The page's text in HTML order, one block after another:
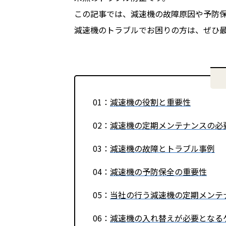
この記事では、減速機の故障原因や予防
減速機のトラブルでお困りの方は、ぜひ
減速機の役割と重要性
減速機の定期メンテナンスの必
減速機の故障とトラブル事例
減速機の予防保全の重要性
当社の行う減速機の定期メン
減速機の入れ替えが必要となる